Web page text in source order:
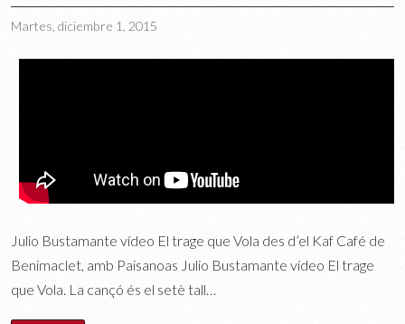
Martes, diciembre 1, 2015
Julio Bustamante vídeo El trage que Vola des d’el Kaf Café de
Benimaclet, amb Paisanoas Julio Bustamante vídeo El trage
que Vola. La cançó és el setè tall…